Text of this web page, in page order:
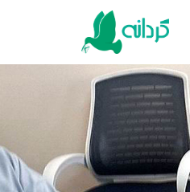
Skip
content